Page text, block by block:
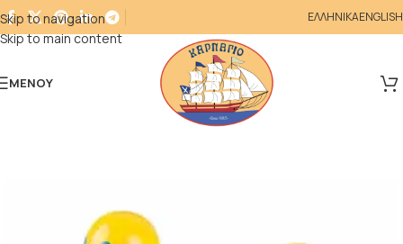
Skip to navigation
Skip to main content
ΕΛΛΗΝΙΚΑENGLISH
ΜΕΝΟΎ